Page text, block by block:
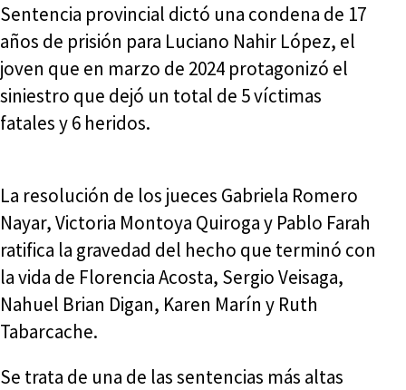
Sentencia provincial dictó una condena de 17
años de prisión para Luciano Nahir López, el
joven que en marzo de 2024 protagonizó el
siniestro que dejó un total de 5 víctimas
fatales y 6 heridos.
La resolución de los jueces Gabriela Romero
Nayar, Victoria Montoya Quiroga y Pablo Farah
ratifica la gravedad del hecho que terminó con
la vida de Florencia Acosta, Sergio Veisaga,
Nahuel Brian Digan, Karen Marín y Ruth
Tabarcache.
Se trata de una de las sentencias más altas